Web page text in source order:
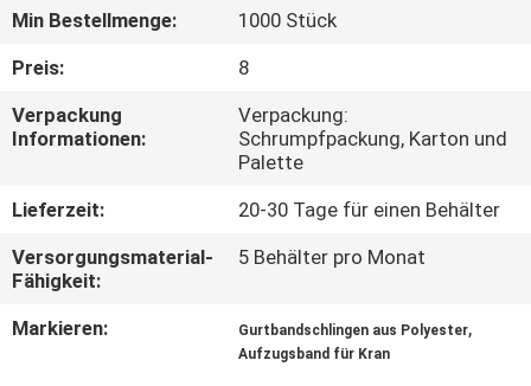
QUALITÄTSKONTROLLE
TRETEN
SIE
UNS
IN
VERBINDUNG
Min Bestellmenge:
1000 Stück
Preis:
8
Verpackung
Informationen:
Verpackung:
Schrumpfpackung, Karton und
Palette
Lieferzeit:
20-30 Tage für einen Behälter
Versorgungsmaterial-
Fähigkeit:
5 Behälter pro Monat
Markieren: Gurtbandschlingen aus Polyester,
Aufzugsband für Kran